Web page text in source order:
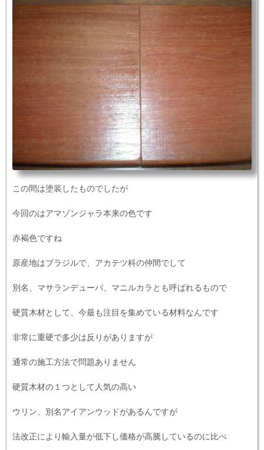
この間は塗装したものでしたが
今回のはアマゾンジャラ本来の色です
赤褐色ですね
原産地はブラジルで、アカテツ科の仲間でして
別名、マサランデューバ、マニルカラとも呼ばれるもので
硬質木材として、今最も注目を集めている材料なんです
非常に重硬で多少は反りがありますが
通常の施工方法で問題ありません
硬質木材の１つとして人気の高い
ウリン、別名アイアンウッドがあるんですが
法改正により輸入量が低下し価格が高騰しているのに比べ